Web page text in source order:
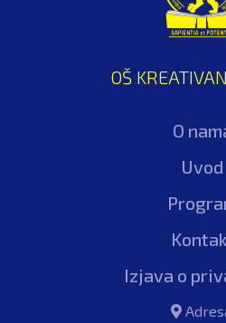
British International School
međunarodna škola u srcu
godinama živi ono o čemu
raspravlja. No, iza ove
Razgovaramo s direktorom
Časlom, nekadašnjim
most između lokalnog i
Kako je izgledao
škole kakvu danas vodite?
OŠ
O
Uvod
Izjava o